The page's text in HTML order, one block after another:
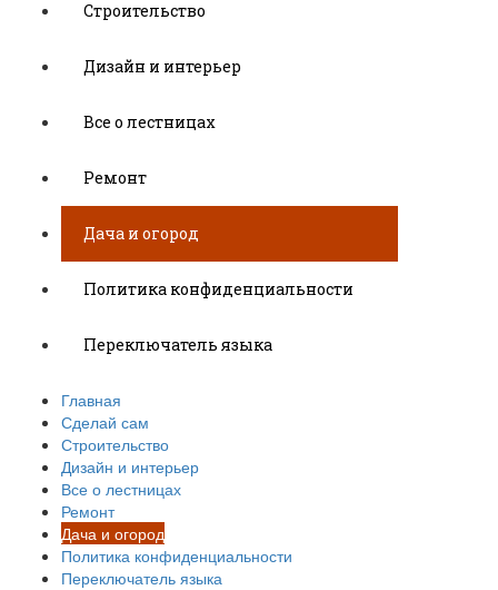
Строительство
Дизайн и интерьер
Все о лестницах
Ремонт
Дача и огород
Политика конфиденциальности
Переключатель языка
Главная
Сделай сам
Строительство
Дизайн и интерьер
Все о лестницах
Ремонт
Дача и огород
Политика конфиденциальности
Переключатель языка